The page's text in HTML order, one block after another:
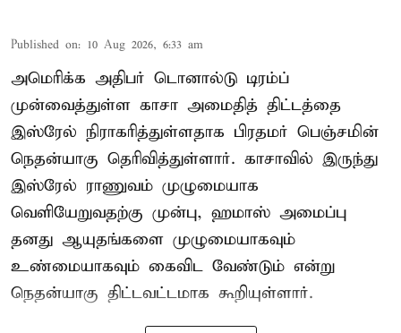
Published on: 10 Aug 2026, 6:33 am
அமெரிக்க அதிபர் டொனால்டு டிரம்ப்
முன்வைத்துள்ள காசா அமைதித் திட்டத்தை
இஸ்ரேல் நிராகரித்துள்ளதாக பிரதமர் பெஞ்சமின்
நெதன்யாகு தெரிவித்துள்ளார். காசாவில் இருந்து
இஸ்ரேல் ராணுவம் முழுமையாக
வெளியேறுவதற்கு முன்பு, ஹமாஸ் அமைப்பு
தனது ஆயுதங்களை முழுமையாகவும்
உண்மையாகவும் கைவிட வேண்டும் என்று
நெதன்யாகு திட்டவட்டமாக கூறியுள்ளார்.